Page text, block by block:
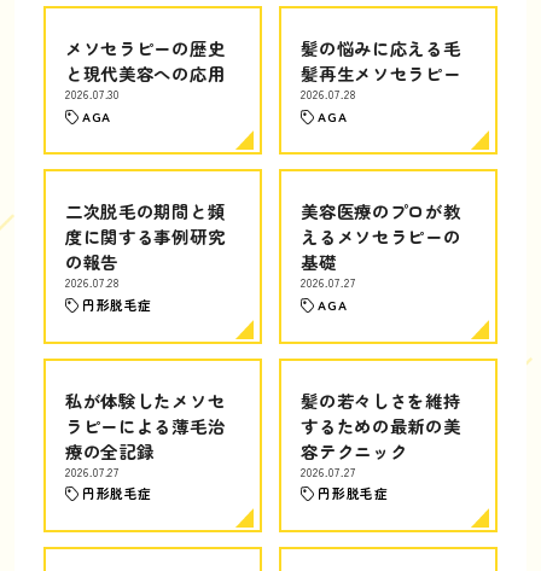
メソセラピーの歴史
と現代美容への応用
2026.07.30
AGA
髪の悩みに応える毛
髪再生メソセラピー
2026.07.28
AGA
二次脱毛の期間と頻
度に関する事例研究
の報告
2026.07.28
円形脱毛症
美容医療のプロが教
えるメソセラピーの
基礎
2026.07.27
AGA
私が体験したメソセ
ラピーによる薄毛治
療の全記録
2026.07.27
円形脱毛症
髪の若々しさを維持
するための最新の美
容テクニック
2026.07.27
円形脱毛症